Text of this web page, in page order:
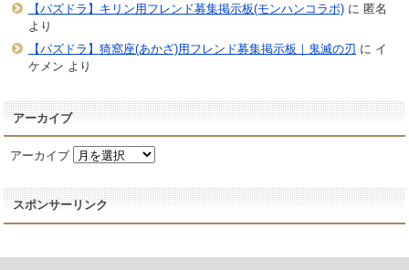
【パズドラ】キリン用フレンド募集掲示板(モンハンコラボ)に 匿名
より
【パズドラ】猗窩座(あかざ)用フレンド募集掲示板｜鬼滅の刃 に イ
ケメン より
アーカイブ
アーカイブ
スポンサーリンク